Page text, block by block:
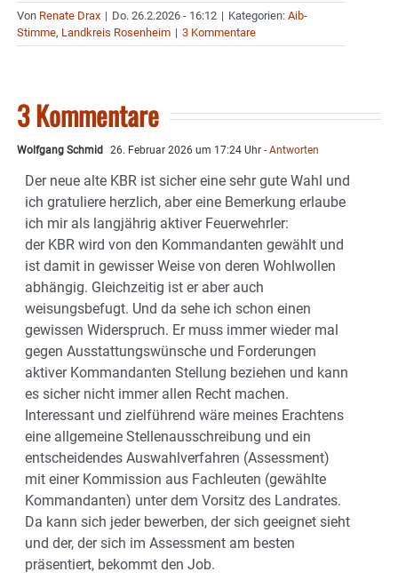
Von Renate Drax | Do. 26.2.2026 - 16:12 | Kategorien: Aib-
Stimme, Landkreis Rosenheim | 3 Kommentare
3 Kommentare
Wolfgang Schmid 26. Februar 2026 um 17:24 Uhr - Antworten
Der neue alte KBR ist sicher eine sehr gute Wahl und
ich gratuliere herzlich, aber eine Bemerkung erlaube
ich mir als langjährig aktiver Feuerwehrler:
der KBR wird von den Kommandanten gewählt und
ist damit in gewisser Weise von deren Wohlwollen
abhängig. Gleichzeitig ist er aber auch
weisungsbefugt. Und da sehe ich schon einen
gewissen Widerspruch. Er muss immer wieder mal
gegen Ausstattungswünsche und Forderungen
aktiver Kommandanten Stellung beziehen und kann
es sicher nicht immer allen Recht machen.
Interessant und zielführend wäre meines Erachtens
eine allgemeine Stellenausschreibung und ein
entscheidendes Auswahlverfahren (Assessment)
mit einer Kommission aus Fachleuten (gewählte
Kommandanten) unter dem Vorsitz des Landrates.
Da kann sich jeder bewerben, der sich geeignet sieht
und der, der sich im Assessment am besten
präsentiert, bekommt den Job.